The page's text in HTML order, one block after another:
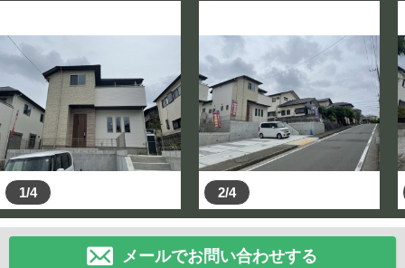
1/4 2/4
メールでお問い合わせする